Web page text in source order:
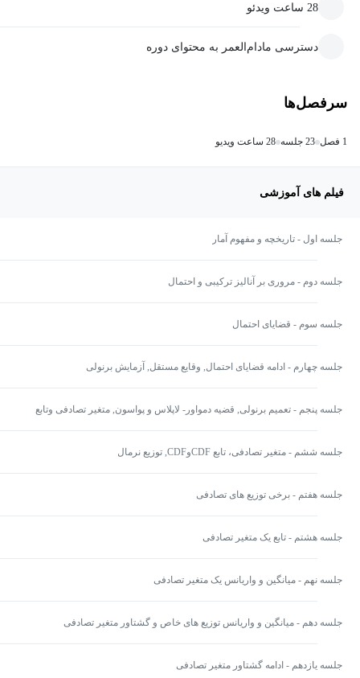
28 ساعت ویدئو
دسترسی مادام‌العمر به محتوای دوره
سرفصل‌ها
1 فصل 23 جلسه 28 ساعت ویدیو
فیلم های آموزشی
جلسه اول - تاریخچه و مفهوم آمار
جلسه دوم - مروری بر آنالیز ترکیبی و احتمال
جلسه سوم - قضایای احتمال
جلسه چهارم - ادامه قضایای احتمال, وقایع مستقل, آزمایش برنولی
جلسه پنجم - تعمیم برنولی, قضیه دمواور- لاپلاس و پواسون, متغیر تصادفی وتابع
جلسه ششم - متغیر تصادفی، تابع CDFوCDF, توزیع نرمال
جلسه هفتم - برخی توزیع های تصادفی
جلسه هشتم - تابع یک متغیر تصادفی
جلسه نهم - میانگین و واریانس یک متغیر تصادفی
جلسه دهم - میانگین و واریانس توزیع های خاص و گشتاور متغیر تصادفی
جلسه یازدهم - ادامه گشتاور متغیر تصادفی